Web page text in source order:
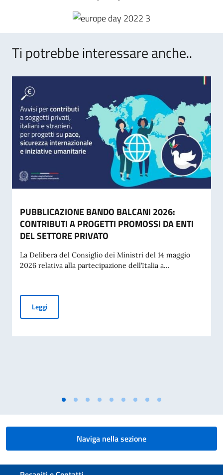
Ti potrebbe interessare anche..
PUBBLICAZIONE BANDO BALCANI 2026:
CONTRIBUTI A PROGETTI PROMOSSI DA ENTI
DEL SETTORE PRIVATO
La Delibera del Consiglio dei Ministri del 14 maggio
2026 relativa alla partecipazione dell’Italia a...
LeggiPUBBLICAZIONE BANDO BALCANI 2026: CONTRIBUTI A
Naviga nella sezione